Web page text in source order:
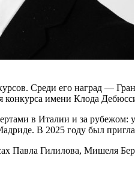
Среди его наград —
конкурса имени Клода
в Италии и за
В 2025 году был
Павла Гилилова, Мишеля